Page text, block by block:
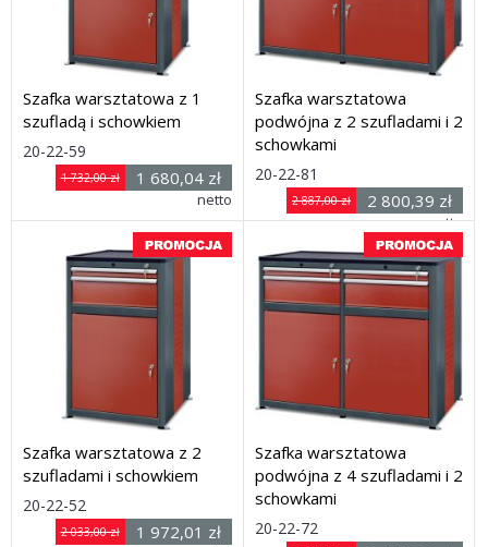
Szafka warsztatowa z 1
szufladą i schowkiem
20-22-59
1 680,04 zł
1 732,00 zł
netto
Dostawa: 21 dni
Szafka warsztatowa
podwójna z 2 szufladami i 2
schowkami
20-22-81
2 800,39 zł
2 887,00 zł
netto
głęb.) 1030 x 1240 x 600
Dostawa: 21 dni
Szafka warsztatowa z 2
szufladami i schowkiem
20-22-52
1 972,01 zł
2 033,00 zł
Szafka warsztatowa
podwójna z 4 szufladami i 2
schowkami
20-22-72